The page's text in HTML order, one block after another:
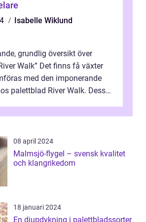
Isabelle Wiklund
grundlig översikt över
Walk” Det finns få växter
med den imponerande
palettblad River Walk. Dess
08 april 2024
Malmsjö-flygel – svensk kvalitet
och klangrikedom
18 januari 2024
En djupdykning i palettbladssorter